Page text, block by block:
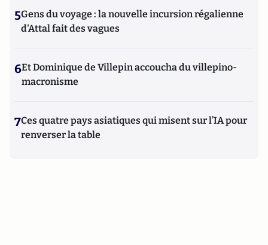
Universitaires de France (PUF).
5Gens du voyage : la nouvelle incursion régalienne
d'Attal fait des vagues
6Et Dominique de Villepin accoucha du villepino-
macronisme
7Ces quatre pays asiatiques qui misent sur l’IA pour
renverser la table